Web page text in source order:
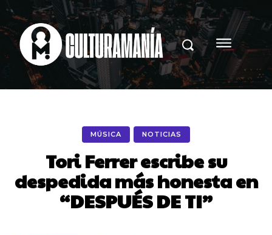
MÚSICA NOTICIAS
Tori Ferrer escribe su
despedida más honesta en
“DESPUÉS DE TI”